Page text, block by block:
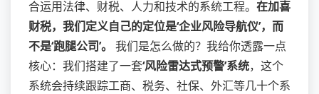
合运用法律、财税、人力和技术的系统工程。 在加喜
财税，我们定义自己的定位是‘企业风险导航仪’，而
不是‘跑腿公司’。 我们是怎么做的？我给你透露一点
核心：我们搭建了一套‘风险雷达式预警’系统，这个
系统会持续跟踪工商、税务、社保、外汇等几十个系